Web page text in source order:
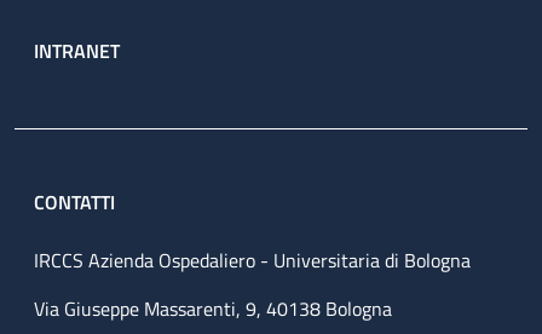
INTRANET
CONTATTI
IRCCS Azienda Ospedaliero - Universitaria di Bologna
Via Giuseppe Massarenti, 9, 40138 Bologna